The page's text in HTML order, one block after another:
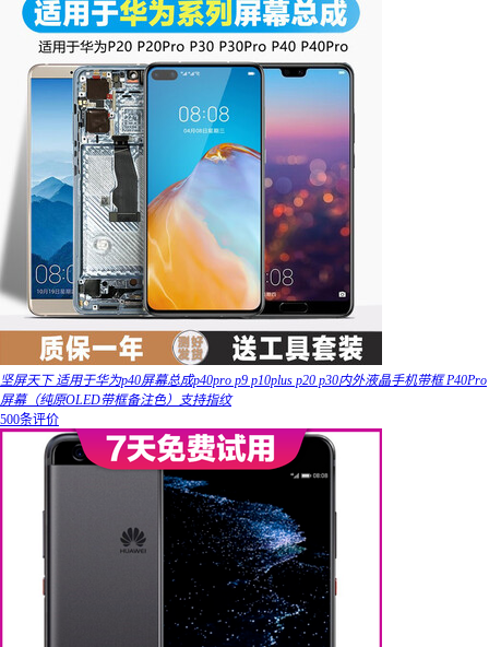
坚屏天下 适用于华为p40屏幕总成p40pro p9 p10plus p20 p30内外液晶手机带框 P40Pro
屏幕（纯原OLED带框备注色）支持指纹
500条评价